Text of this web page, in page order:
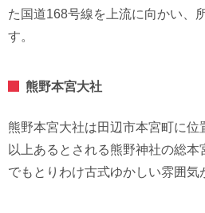
た国道168号線を上流に向かい、
す。
熊野本宮大社
熊野本宮大社は田辺市本宮町に位
以上あるとされる熊野神社の総
でもとりわけ古式ゆかしい雰囲気